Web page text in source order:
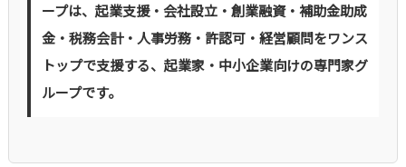
ープは、起業支援・会社設立・創業融資・補助金助成
金・税務会計・人事労務・許認可・経営顧問をワンス
トップで支援する、起業家・中小企業向けの専門家グ
ループです。